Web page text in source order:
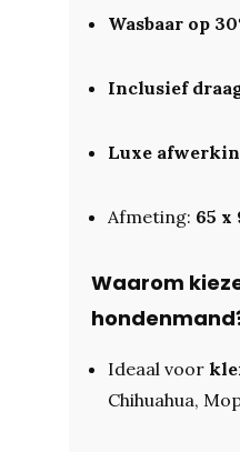
Wasbaar op
Inclusief
Luxe
Afmeting: 65 x
Waarom
Ideaal voor
Chihuahua,